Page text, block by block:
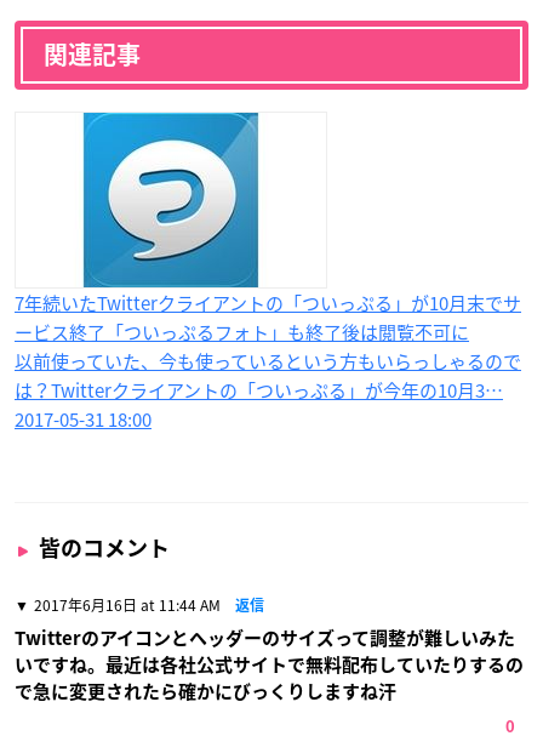
関連記事
7年続いたTwitterクライアントの「ついっぷる」が10月末でサ
ービス終了「ついっぷるフォト」も終了後は閲覧不可に
以前使っていた、今も使っているという方もいらっしゃるので
は？Twitterクライアントの「ついっぷる」が今年の10月3…
2017-05-31 18:00
皆のコメント
2017年6月16日 at 11:44 AM 返信
Twitterのアイコンとヘッダーのサイズって調整が難しいみた
いですね。最近は各社公式サイトで無料配布していたりするの
で急に変更されたら確かにびっくりしますね汗
0